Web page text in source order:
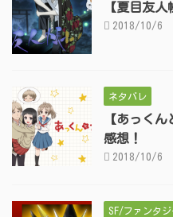
【夏目友
2018/10/6
ネタバレ
【あっく
感想！
2018/10/6
SF/ファンタジ